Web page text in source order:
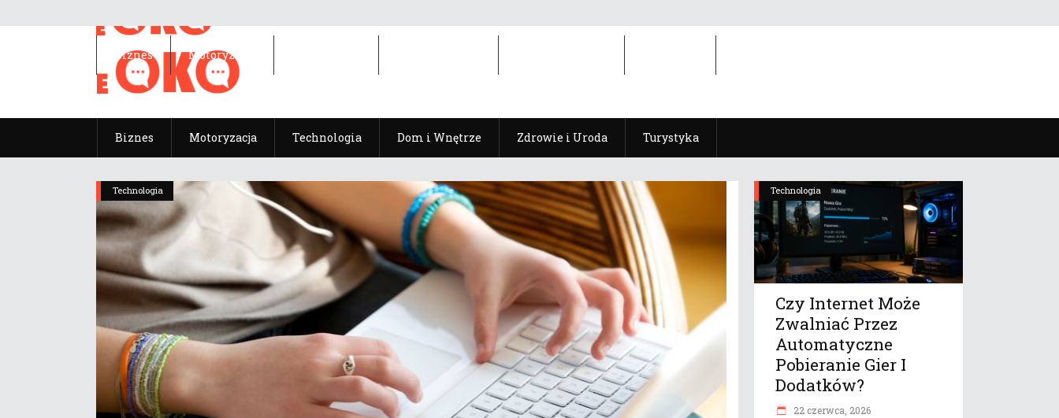
Biznes Motoryzacja Technologia Dom i Wnętrze Zdrowie i Uroda Turystyka
Biznes Motoryzacja
Technologia Technologia
Czy Internet Może
Zwalniać Przez
Automatyczne
Pobieranie Gier I
Dodatków?
22 czerwca, 2026